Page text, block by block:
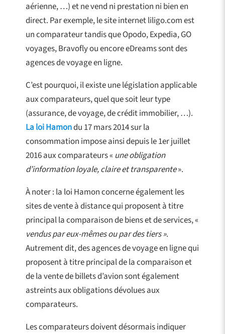
aérienne, …) et ne vend ni prestation ni bien en
direct. Par exemple, le site internet liligo.com est
un comparateur tandis que Opodo, Expedia, GO
voyages, Bravofly ou encore eDreams sont des
agences de voyage en ligne.
C’est pourquoi, il existe une législation applicable
aux comparateurs, quel que soit leur type
(assurance, de voyage, de crédit immobilier, …).
La loi Hamondu 17 mars 2014 sur la
consommation impose ainsi depuis le 1er juillet
2016 aux comparateurs « une obligation
d’information loyale, claire et transparente».
À noter : la loi Hamon concerne également les
sites de vente à distance qui proposent à titre
principal la comparaison de biens et de services, «
vendus par eux-mêmes ou par des tiers ».
Autrement dit, des agences de voyage en ligne qui
proposent à titre principal de la comparaison et
de la vente de billets d’avion sont également
astreints aux obligations dévolues aux
comparateurs.
Les comparateurs doivent désormais indiquer